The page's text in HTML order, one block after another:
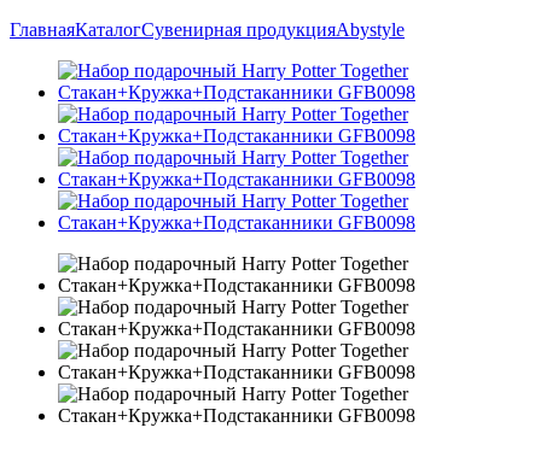
ГлавнаяКаталогСувенирная продукцияAbystyle